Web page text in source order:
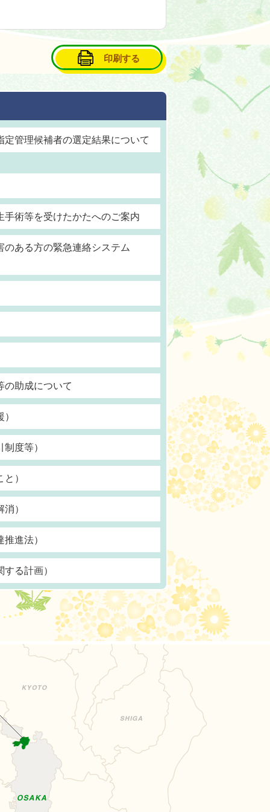
印刷する
管理候補者の選定結果について
手術等を受けたかたへのご案内
ある方の緊急連絡システム
の助成について
度等）
）
）
進法）
る計画）